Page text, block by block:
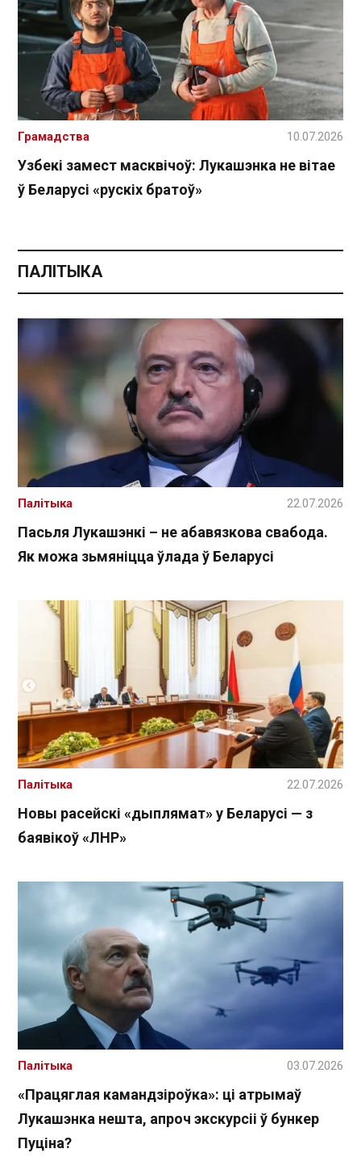
Узбекі замест масквічоў: Лукашэнка не вітае
ў Беларусі «рускіх братоў»
Грамадства 10.07.2026
ПАЛІТЫКА
Пасьля Лукашэнкі – не абавязкова свабода.
Як можа зьмяніцца ўлада ў Беларусі
Палітыка 22.07.2026
Новы расейскі «дыплямат» у Беларусі — з
баявікоў «ЛНР»
Палітыка 22.07.2026
«Працяглая камандзіроўка»: ці атрымаў
Лукашэнка нешта, апроч экскурсіі ў бункер
Пуціна?
Палітыка 03.07.2026